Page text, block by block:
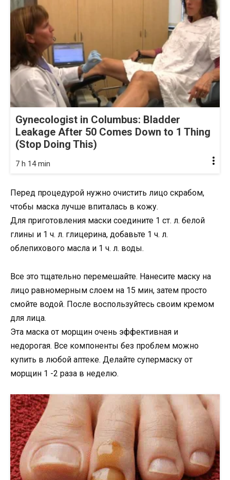
Gynecologist in Columbus: Bladder
Leakage After 50 Comes Down to 1 Thing
(Stop Doing This)
7 h 14 min
Перед процедурой нужно очистить лицо скрабом,
чтобы маска лучше впиталась в кожу.
Для приготовления маски соедините 1 ст. л. белой
глины и 1 ч. л. глицерина, добавьте 1 ч. л.
облепихового масла и 1 ч. л. воды.
Все это тщательно перемешайте. Нанесите маску на
лицо равномерным слоем на 15 мин, затем просто
смойте водой. После воспользуйтесь своим кремом
для лица.
Эта маска от морщин очень эффективная и
недорогая. Все компоненты без проблем можно
купить в любой аптеке. Делайте супермаску от
морщин 1 -2 раза в неделю.